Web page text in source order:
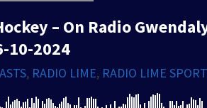
– On Radio
10-2024
, RADIO LIME, RADIO LIME SPORT